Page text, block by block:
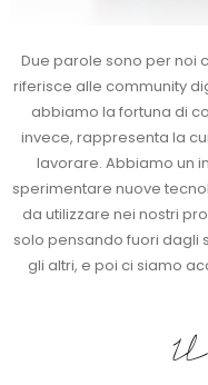
Due parole sono per noi
riferisce alle community
abbiamo la fortuna di
invece, rappresenta la
lavorare. Abbiamo un
sperimentare nuove
da utilizzare nei nostri
solo pensando fuori dagli
gli altri, e poi ci siamo
Il